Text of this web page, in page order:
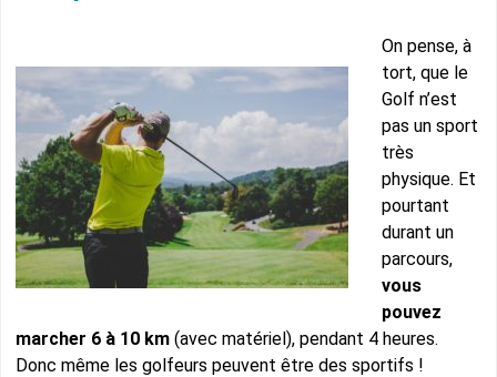
On pense, à
tort, que le
Golf n’est
pas un sport
très
physique. Et
pourtant
durant un
parcours,
vous
pouvez
marcher 6 à 10 km (avec matériel), pendant 4 heures.
Donc même les golfeurs peuvent être des sportifs !